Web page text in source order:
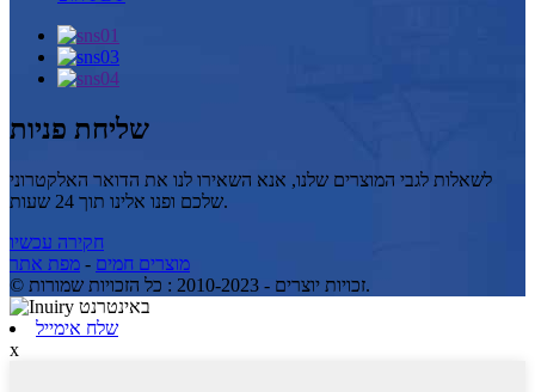
שליחת פניות
לשאלות לגבי המוצרים שלנו, אנא השאירו לנו את הדואר האלקטרוני
שלכם ופנו אלינו תוך 24 שעות.
חקירה עכשיו
מוצרים חמים - מפת אתר
© זכויות יוצרים - 2010-2023 : כל הזכויות שמורות.
שלח אימייל
x